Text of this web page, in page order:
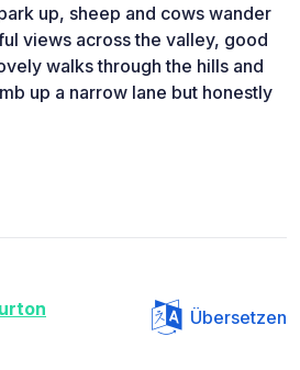
up, sheep and cows wander
views across the valley, good
walks through the hills and
up a narrow lane but honestly
Übersetzen